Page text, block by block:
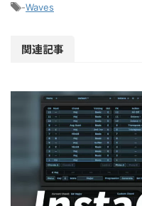
-Waves
関連記事